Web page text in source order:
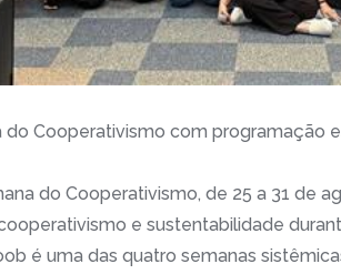
do Cooperativismo com programação
do Cooperativismo, de 25 a 31 de
e sustentabilidade
é uma das quatro semanas